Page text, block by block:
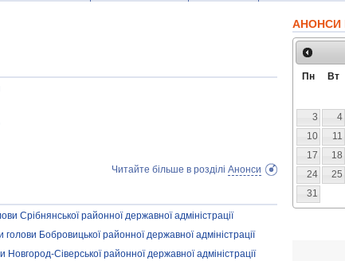
Читайте більше в розділі Анонси
Срібнянської районної державної адміністрації
Бобровицької районної державної адміністрації
Сіверської районної державної адміністрації
АНОНСИ
Пн Вт
3
4
10
11
17
18
24
25
31